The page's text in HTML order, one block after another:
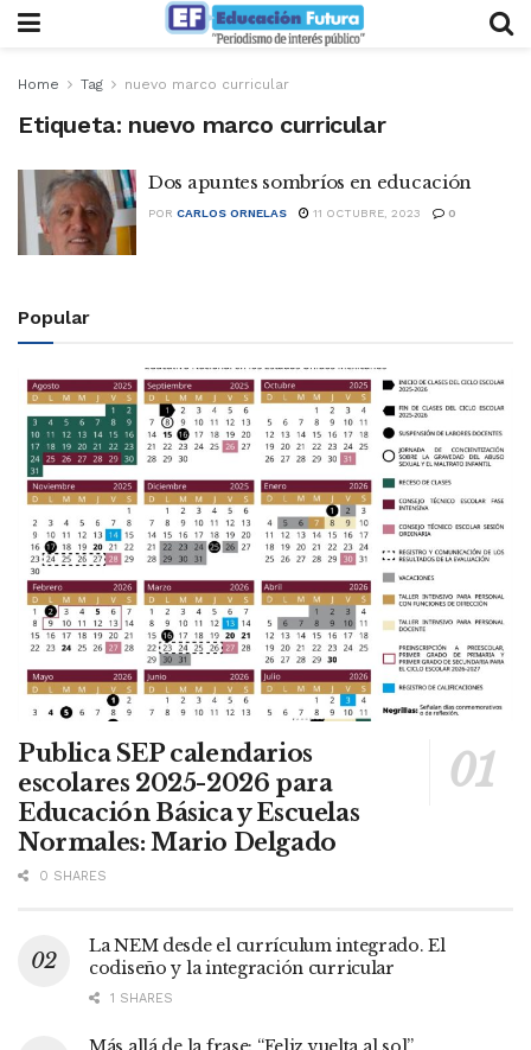
Home Tag nuevo marco curricular
Etiqueta: nuevo marco curricular
Dos apuntes sombríos en educación
POR CARLOS ORNELAS 11 OCTUBRE, 2023 0
Popular
Publica SEP calendarios
escolares 2025-2026 para
Educación Básica y Escuelas
Normales: Mario Delgado
0 SHARES
La NEM desde el currículum integrado. El
codiseño y la integración curricular
1 SHARES